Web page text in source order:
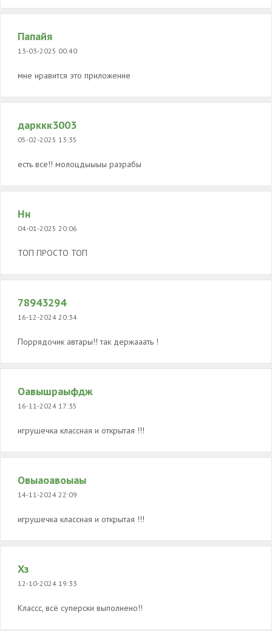
Папайя
13-03-2025 00:40
мне нравится это приложение
дарккк3003
05-02-2025 13:35
есть все!! молоцдыыыы разрабы
Нн
04-01-2025 20:06
ТОП ПРОСТО ТОП
78943294
16-12-2024 20:34
Поррядочик автары!! так держааать !
Оавышраыфдж
16-11-2024 17:35
игрушечка классная и открытая !!!
Овыаоавоыаы
14-11-2024 22:09
игрушечка классная и открытая !!!
Хз
12-10-2024 19:33
Классс, всё суперски выполнено!!